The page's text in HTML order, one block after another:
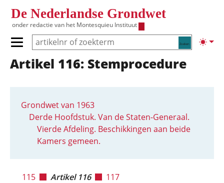
De Nederlandse Grondwet
onder redactie van het Montesquieu Instituut
Zoeken
Primair menu tonen/verbergen
Hoofdnavigatie
Artikel 116: Stemprocedure
Grondwet van 1963
Derde Hoofdstuk. Van de Staten-Generaal.
Vierde Afdeling. Beschikkingen aan beide
Kamers gemeen.
115 Artikel 116 117